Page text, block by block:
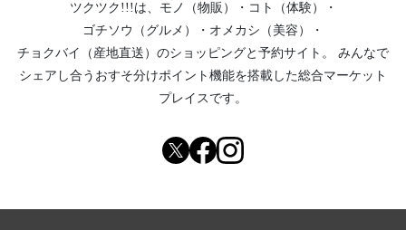
ツクツク!!!は、 モノ（物販） ・ コト（体験）
・
ゴチソウ（グルメ）
・ オメカシ（美容）
・
チョクバイ（産地直送） のショッピングと予約サイト。
みんなで
シェアし合う おすそ分けポイント機能を搭載した総合マーケット
プレイスです。